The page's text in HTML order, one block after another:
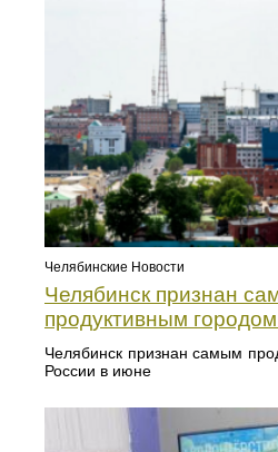
Челябинские Новости
Челябинск признан
продуктивным
Челябинск признан самым
России в июне